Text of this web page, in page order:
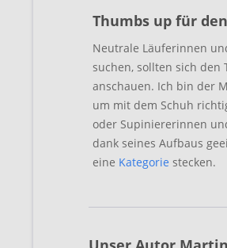
Thumbs up für
Neutrale Läuferinnen
suchen, sollten sich den
anschauen. Ich bin der
um mit dem Schuh
oder Supiniererinnen
dank seines Aufbaus
eine Kategorie stecken.